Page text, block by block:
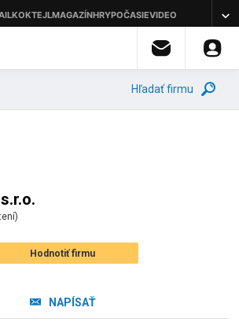
Hľadať firmu
)
Hodnotiť firmu
NAPÍSAŤ